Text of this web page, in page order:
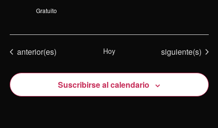
Gratuito
Eventos
anterior(es) Hoy Eventos
siguiente(s)
Suscribirse al calendario